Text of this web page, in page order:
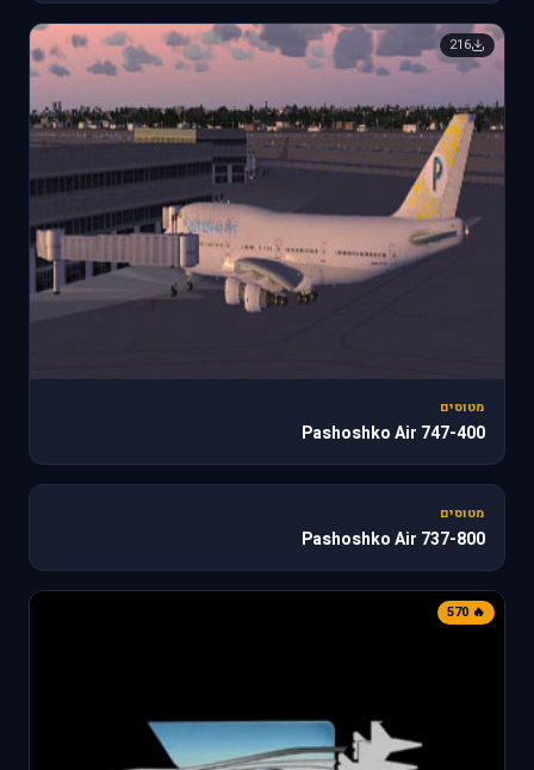
216
מטוסים
747-400 Pashoshko Air
187
מטוסים
737-800 Pashoshko Air
🔥 570